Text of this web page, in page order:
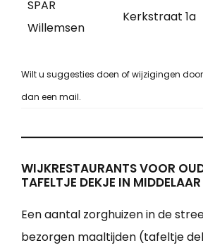
SPAR
Willemsen
Kerkstraat 1a
Wilt u suggesties doen of wijzigingen
dan een mail.
WIJKRESTAURANTS VOOR
TAFELTJE DEKJE IN MIDDELAAR
Een aantal zorghuizen in de
bezorgen maaltijden (tafeltje